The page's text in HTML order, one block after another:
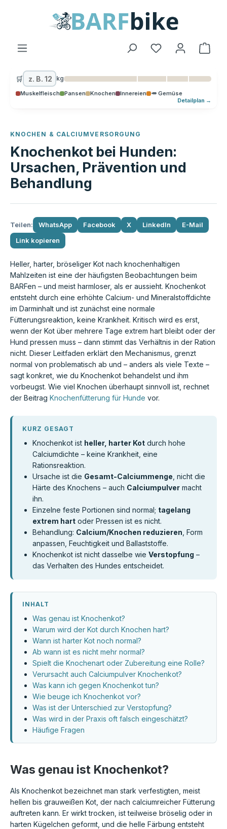
🛒 kg
Muskelfleisch Pansen Knochen Innereien 🥕 Gemüse
Detailplan →
KNOCHEN & CALCIUMVERSORGUNG
Knochenkot bei Hunden:
Ursachen, Prävention und
Behandlung
Teilen: WhatsApp Facebook X LinkedIn
E-Mail
Link kopieren
Heller, harter, bröseliger Kot nach knochenhaltigen
Mahlzeiten ist eine der häufigsten Beobachtungen beim
BARFen – und meist harmloser, als er aussieht. Knochenkot
entsteht durch eine erhöhte Calcium- und Mineralstoffdichte
im Darminhalt und ist zunächst eine normale
Fütterungsreaktion, keine Krankheit. Kritisch wird es erst,
wenn der Kot über mehrere Tage extrem hart bleibt oder der
Hund pressen muss – dann stimmt das Verhältnis in der Ration
nicht. Dieser Leitfaden erklärt den Mechanismus, grenzt
normal von problematisch ab und – anders als viele Texte –
sagt konkret, wie du Knochenkot behandelst und ihm
vorbeugst. Wie viel Knochen überhaupt sinnvoll ist, rechnet
der Beitrag Knochenfütterung für Hunde vor.
KURZ GESAGT
Knochenkot ist heller, harter Kot durch hohe
Calciumdichte – keine Krankheit, eine
Rationsreaktion.
Ursache ist die Gesamt-Calciummenge , nicht die
Härte des Knochens – auch Calciumpulver macht
ihn.
Einzelne feste Portionen sind normal; tagelang
extrem hart oder Pressen ist es nicht.
Behandlung: Calcium/Knochen reduzieren , Form
anpassen, Feuchtigkeit und Ballaststoffe.
Knochenkot ist nicht dasselbe wie Verstopfung –
das Verhalten des Hundes entscheidet.
INHALT
Was genau ist Knochenkot?
Warum wird der Kot durch Knochen hart?
Wann ist harter Kot noch normal?
Ab wann ist es nicht mehr normal?
Spielt die Knochenart oder Zubereitung eine Rolle?
Verursacht auch Calciumpulver Knochenkot?
Was kann ich gegen Knochenkot tun?
Wie beuge ich Knochenkot vor?
Was ist der Unterschied zur Verstopfung?
Was wird in der Praxis oft falsch eingeschätzt?
Häufige Fragen
Was genau ist Knochenkot?
Als Knochenkot bezeichnet man stark verfestigten, meist
hellen bis grauweißen Kot, der nach calciumreicher Fütterung
auftreten kann. Er wirkt trocken, ist teilweise bröselig oder in
harten Kügelchen geformt, und die helle Färbung entsteht